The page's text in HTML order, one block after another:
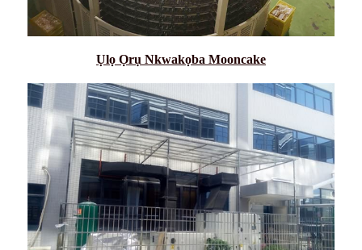
Ụlọ Ọrụ Nkwakọba Mooncake